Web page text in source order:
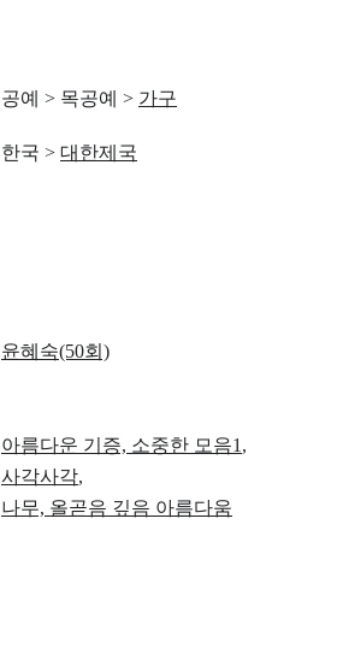
공예 > 목공예 > 가구
한국 > 대한제국
윤혜숙(50회)
아름다운 기증, 소중한 모음1 ,
사각사각,
나무, 올곧음 깊음 아름다움